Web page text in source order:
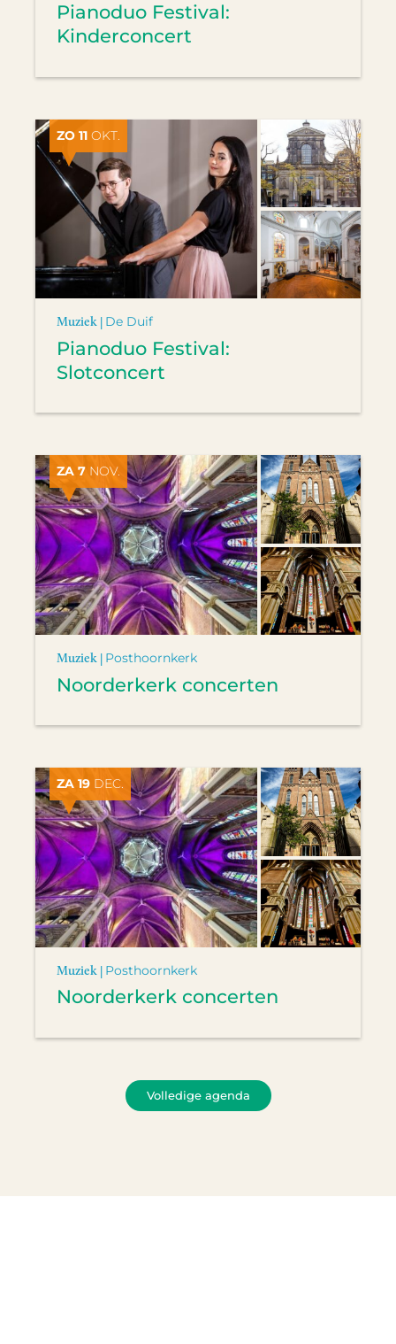
Pianoduo Festival:
Kinderconcert
ZO 11 OKT.
Muziek | De Duif
Pianoduo Festival:
Slotconcert
ZA 7 NOV.
Muziek | Posthoornkerk
Noorderkerk concerten
ZA 19 DEC.
Muziek | Posthoornkerk
Noorderkerk concerten
Volledige agenda